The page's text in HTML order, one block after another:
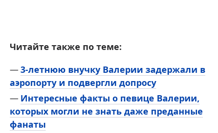
Читайте также по теме:
3-летнюю внучку Валерии задержали в
аэропорту и подвергли допросу
Интересные факты о певице Валерии,
которых могли не знать даже преданные
фанаты